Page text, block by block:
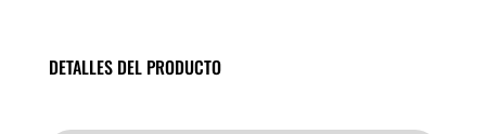
DETALLES DEL PRODUCTO